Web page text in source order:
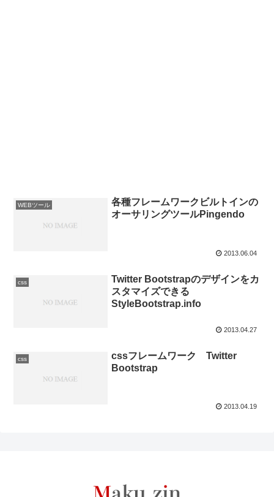
WEBツール
各種フレームワークビルトインの
オーサリングツールPingendo
2013.06.04
css
Twitter Bootstrapのデザインをカ
スタマイズできる
StyleBootstrap.info
2013.04.27
css
cssフレームワーク Twitter
Bootstrap
2013.04.19